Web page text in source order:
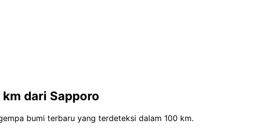
dari Sapporo
bumi terbaru yang terdeteksi dalam 100 km.